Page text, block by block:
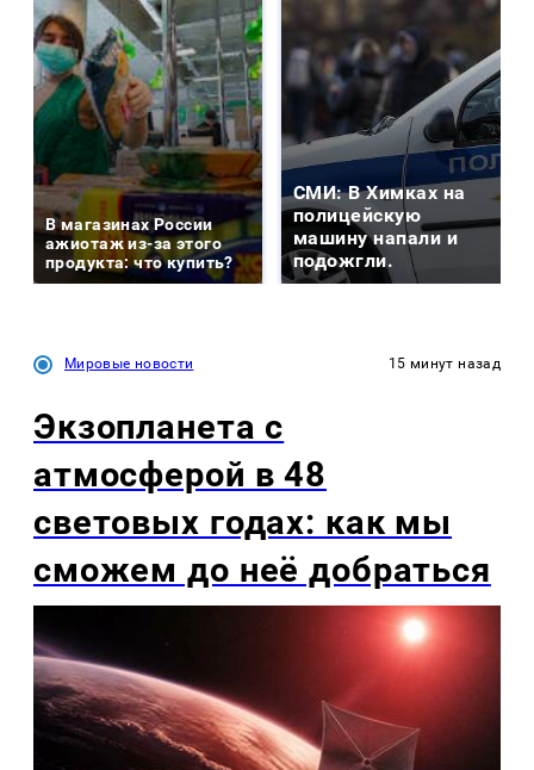
В магазинах России
ажиотаж из-за этого
продукта: что купить?
СМИ: В Химках на
полицейскую
машину напали и
подожгли.
Мировые новости 15 минут назад
Экзопланета с
атмосферой в 48
световых годах: как мы
сможем до неё добраться